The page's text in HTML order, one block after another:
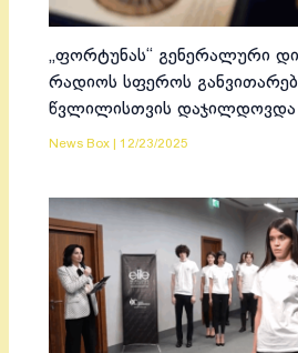
„ფორტუნას“ გენერალური
რადიოს სფეროს
წვლილისთვის დაჯილდოვდა
News Box |12/23/2025